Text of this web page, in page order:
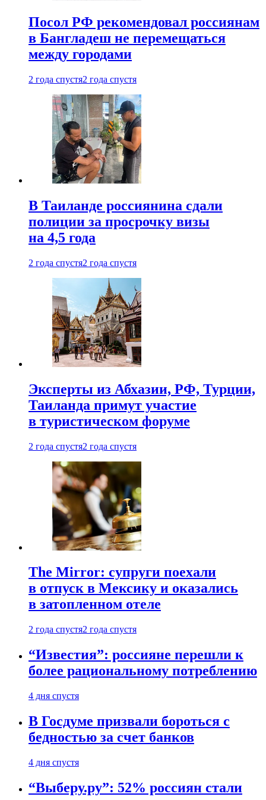
Посол РФ рекомендовал россиянам
в Бангладеш не перемещаться
между городами
2 года спустя2 года спустя
В Таиланде россиянина сдали
полиции за просрочку визы
на 4,5 года
2 года спустя2 года спустя
Эксперты из Абхазии, РФ, Турции,
Таиланда примут участие
в туристическом форуме
2 года спустя2 года спустя
The Mirror: супруги поехали
в отпуск в Мексику и оказались
в затопленном отеле
2 года спустя2 года спустя
“Известия”: россияне перешли к
более рациональному потреблению
4 дня спустя
В Госдуме призвали бороться с
бедностью за счет банков
4 дня спустя
“Выберу.ру”: 52% россиян стали